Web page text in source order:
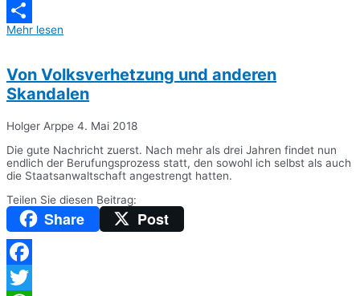
Messenger
Teilen
Mehr lesen
Von Volksverhetzung und anderen
Skandalen
Holger Arppe 4. Mai 2018
Die gute Nachricht zuerst. Nach mehr als drei Jahren findet nun
endlich der Berufungsprozess statt, den sowohl ich selbst als auch
die Staatsanwaltschaft angestrengt hatten.
Teilen Sie diesen Beitrag:
Share Post
Facebook